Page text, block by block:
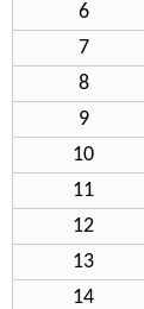
6
7
8
9
10
11
12
13
14